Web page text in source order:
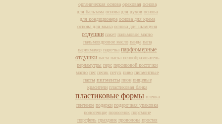
органическая основа ореховая основа
для бальзама основа для духов основа
для кондиционера основа для крема
основа для мыла основа для шампуня
отдушки пакет пальмовое масло
пальмоядровое масло панда папа
парикмахер парочка парфюмерные
отдушки паста пасха пенообразователь
перламутры перс персиковой косточки
масло пес песик петух пиво пигментные
пасты пигменты пион пищевые
красители пластиковая банка
пластиковые формы пленка
плетеное подарки подарочная упаковка
полотенцце поросенок портмоне
портфель праздник проволока простая